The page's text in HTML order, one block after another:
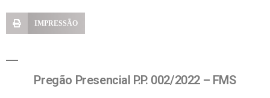
IMPRESSÃO
Pregão Presencial P.P. 002/2022 – FMS